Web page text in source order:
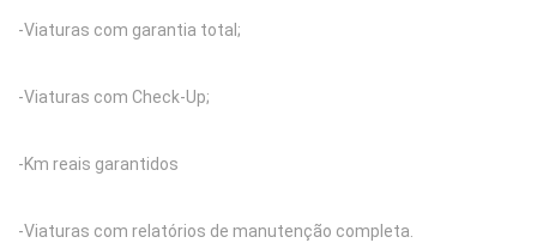
-Viaturas com garantia total;
-Viaturas com Check-Up;
-Km reais garantidos
-Viaturas com relatórios de manutenção completa.